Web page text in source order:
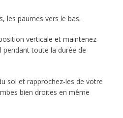
les paumes vers le bas.
verticale et maintenez-
pendant toute la durée de
sol et rapprochez-les de votre
bien droites en même